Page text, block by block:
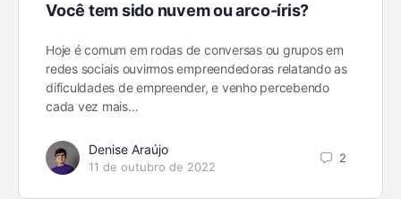
Você tem sido nuvem ou arco-íris?
Hoje é comum em rodas de conversas ou grupos em
redes sociais ouvirmos empreendedoras relatando as
dificuldades de empreender, e venho percebendo
cada vez mais…
Denise Araújo
11 de outubro de 2022
2